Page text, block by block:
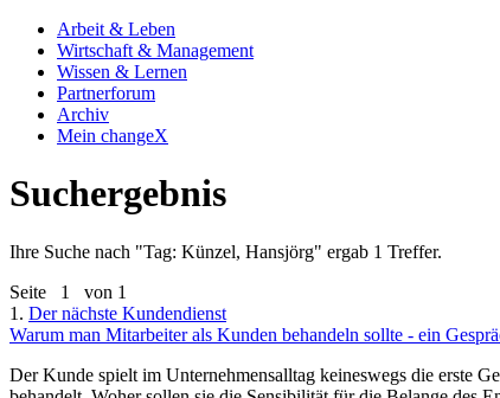
Arbeit & Leben
Wirtschaft & Management
Wissen & Lernen
Partnerforum
Archiv
Mein changeX
Suchergebnis
Ihre Suche nach "Tag: Künzel, Hansjörg" ergab 1 Treffer.
Seite 1
von 1
1. Der nächste Kundendienst
Warum man Mitarbeiter als Kunden behandeln sollte - ein
Der Kunde spielt im Unternehmensalltag keineswegs die erste